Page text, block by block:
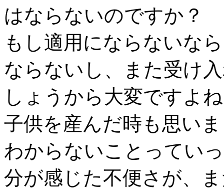
はならないのですか？
もし適用にならないな
ならないし、また受け
しょうから大変ですよ
子供を産んだ時も思い
わからないことってい
分が感じた不便さが、